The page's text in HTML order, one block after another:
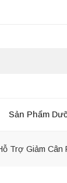
Sản Phẩm
Trợ Giảm Cân